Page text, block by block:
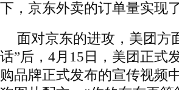
下，京东外卖的订单量实现
面对京东的进攻，美团方
话”后，4月15日，美团正式
购品牌正式发布的宣传视频